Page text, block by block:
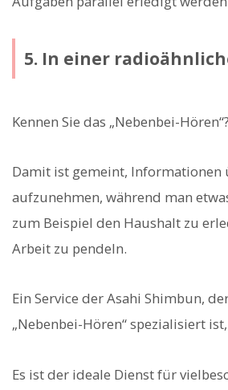
5. In einer
Kennen Sie das „Nebenbei-Hören“?
Damit ist gemeint, Informationen
aufzunehmen, während man
zum Beispiel den Haushalt zu
Arbeit zu pendeln.
Ein Service der Asahi Shimbun,
„Nebenbei-Hören“ spezialisiert
Es ist der ideale Dienst für